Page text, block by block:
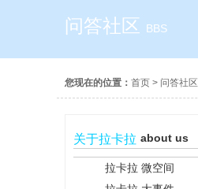
问答社区 BBS
您现在的位置： 首页 > 问答社区
关于拉卡拉 about us
拉卡拉 微空间